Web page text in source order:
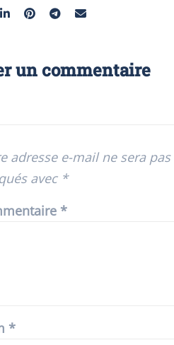
un commentaire
adresse e-mail ne sera
avec *
*
*